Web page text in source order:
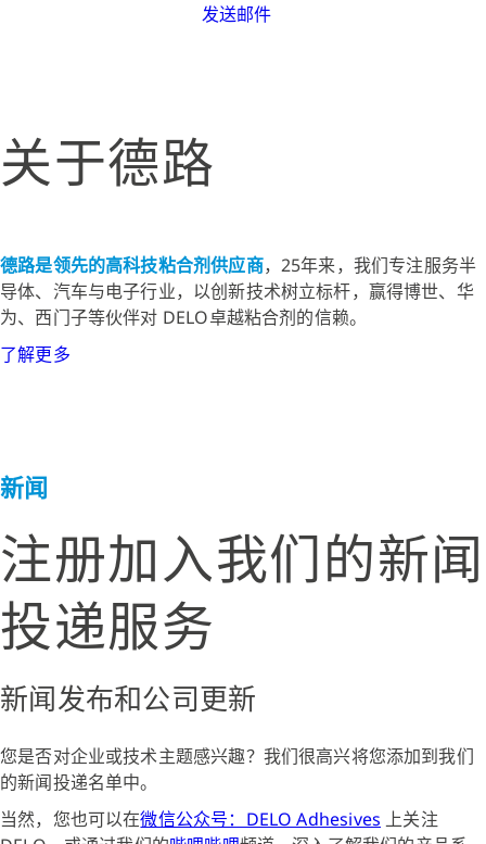
发送邮件
关于德路
德路是领先的高科技粘合剂供应商，25年来，我们专注服务半
导体、汽车与电子行业，以创新技术树立标杆，赢得博世、华
为、西门子等伙伴对 DELO卓越粘合剂的信赖。
了解更多
新闻
注册加入我们的新闻
投递服务
新闻发布和公司更新
您是否对企业或技术主题感兴趣？我们很高兴将您添加到我们
的新闻投递名单中。
当然，您也可以在微信公众号：DELO Adhesives 上关注